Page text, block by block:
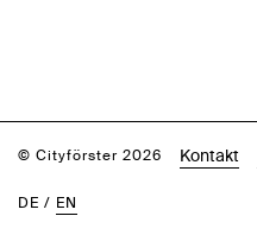
© Cityförster 2026 Kontakt
DE / EN